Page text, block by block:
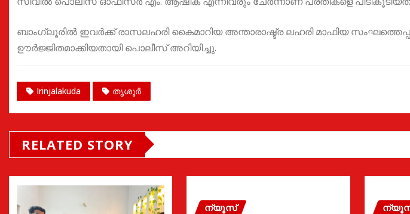
ബാംഗ്ലൂരിൽ ഇവർക്ക് രാസലഹരി കൈമാറിയ അന്താരാഷ്ട്ര ലഹരി മാഫിയ
ഊർജ്ജിതമാക്കിയതായി പൊലീസ് അറിയിച്ചു.
Irinjalakuda തൃശൂർ
RELATED STORY
ന്യൂസ്